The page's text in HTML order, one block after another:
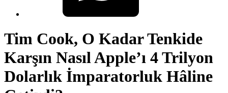
Tim Cook, O Kadar Tenkide
Karşın Nasıl Apple’ı 4 Trilyon
Dolarlık İmparatorluk Hâline